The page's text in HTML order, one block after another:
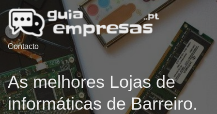
Contacto
As melhores Lojas de
informáticas de Barreiro.